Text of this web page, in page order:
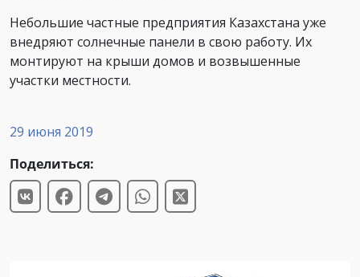
29 июня 2019
Поделиться:
Небольшие частные предприятия Казахстана уже
внедряют солнечные панели в свою работу. Их
монтируют на крыши домов и возвышенные
участки местности.